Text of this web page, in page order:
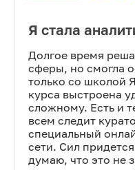
Я стала
Долгое время
сферы, но смогла
только со школой
курса выстроена
сложному. Есть и
всем следит
специальный
сети. Сил
думаю, что это не